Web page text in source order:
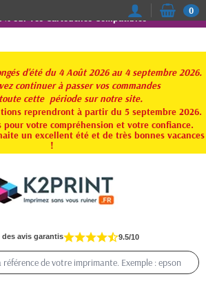
sur vos Cartouches Compatibles
d'été du 4 Août 2026 au 4 septembre 2026.
continuer à passer vos commandes
cette période sur notre site.
reprendront à partir du 5 septembre 2026.
pour votre compréhension et votre confiance.
un excellent été et de très bonnes vacances
!
0
des avis garantis 9.5/10